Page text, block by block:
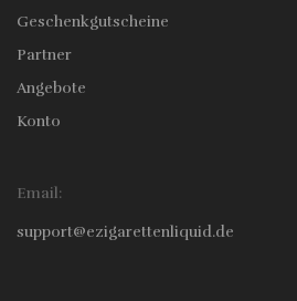
Geschenkgutscheine
Partner
Angebote
Konto
Email:
support@ezigarettenliquid.de